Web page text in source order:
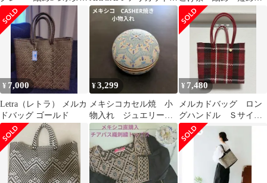
ン バッグハンドル
ハンドルカバー
カゴバッグ
バッグハンドル ハン
ドルカバー
¥ 7,000
Letra（レトラ） メルカ
ドバッグ ゴールド
¥3,299
メキシコカセル焼 小
物入れ ジュエリーア
クセサリーケース セ
ルビン焼き 豆盆栽鉢
¥ 7,480
メルカドバッグ ロン
グハンドル Ｓサイ
ズ レトラ